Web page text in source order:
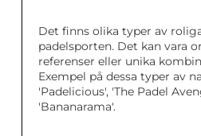
Det finns olika typer av
padelsporten. Det kan vara
referenser eller unika
Exempel på dessa typer av
'Padelicious', 'The Padel
'Bananarama'.